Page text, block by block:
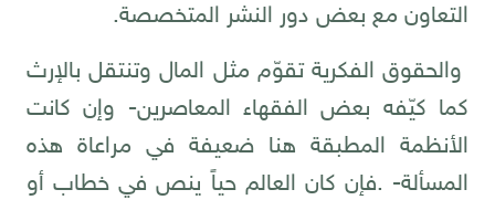
التعاون مع بعض دور النشر المتخصصة.
والحقوق الفكرية تقوّم مثل المال وتنتقل بالإرث
كما كيّفه بعض الفقهاء المعاصرين- وإن كانت
الأنظمة المطبقة هنا ضعيفة في مراعاة هذه
المسألة- .فإن كان العالم حياً ينص في خطاب أو